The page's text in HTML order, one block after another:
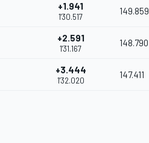
+1.941
1'30.517
149.859
+2.591
1'31.167
148.790
+3.444
1'32.020
147.411